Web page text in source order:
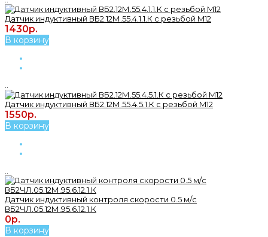
Датчик индуктивный ВБ2.12М.55.4.1.1.К с резьбой M12
1430р.
В корзину
Датчик индуктивный ВБ2.12М.55.4.5.1.К с резьбой M12
1550р.
В корзину
Датчик индуктивный контроля скорости 0.5 м/с
ВБ2ЧЛ.05.12М.95.6.12.1.К
0р.
В корзину